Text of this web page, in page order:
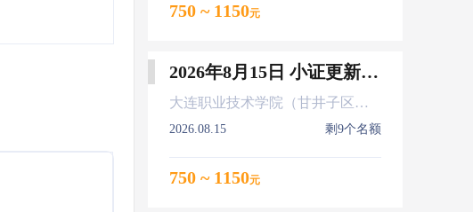
750 ~ 1150元
2026年8月15日 小证更新 Z01Z02Z04
大连职业技术学院（甘井子区大连北站）
2026.08.15 剩9个名额
750 ~ 1150元